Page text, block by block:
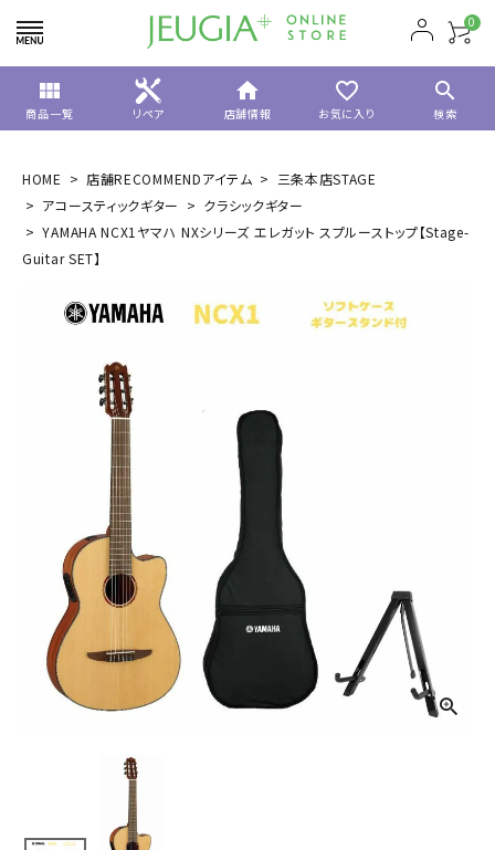
0
view_module
商品一覧 リペア
home
店舗情報
favorite_border
お気に入り
search
検索
HOME 店舗RECOMMENDアイテム
三条本店STAGE
アコースティックギター
クラシックギター
YAMAHA NCX1ヤマハ NXシリーズ エレガット スプルーストップ【Stage-
Guitar SET】